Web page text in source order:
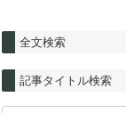
全文検索
記事タイトル検索